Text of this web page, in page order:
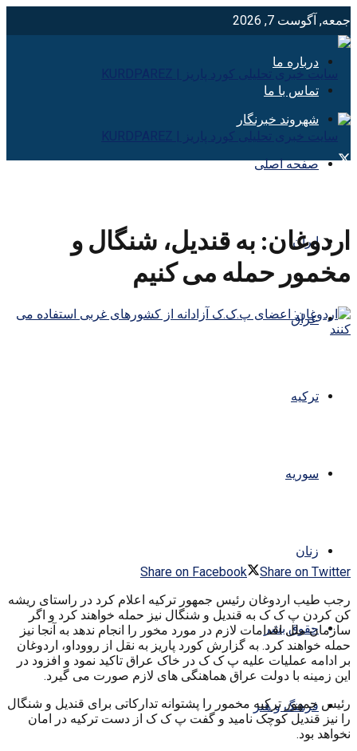
جمعه, آگوست 7, 2026
درباره ما
تماس با ما
شهروند خبرنگار
صفحه اصلی
ایران
عراق
ترکیه
سوریه
زنان
حقوق بشر
فرهنگ و هنر
اردوغان: به قندیل، شنگال و
مخمور حمله می کنیم
Share on Facebook
Share on Twitter
رجب طیب اردوغان رئیس جمهور ترکیه اعلام کرد در راستای ریشه
کن کردن پ ک ک به قندیل و شنگال نیز حمله خواهند کرد و اگر
سازمان ملل اقدامات لازم در مورد مخور را انجام ندهد به آنجا نیز
حمله خواهند کرد. به گزارش کورد پاریز به نقل از رووداو، اردوغان
بر ادامه عملیات علیه پ ک ک در خاک عراق تاکید نمود و افزود در
این زمینه با دولت عراق هماهنگی های لازم صورت می گیرد.
رئیس جمهور ترکیه مخمور را پشتوانه تدارکاتی برای قندیل و شنگال
را نیز قندیل کوچک نامید و گفت پ ک ک از دست ترکیه در امان
نخواهد بود.